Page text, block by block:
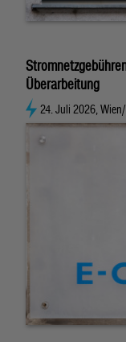
Überarbeitung
24. Juli 2026,